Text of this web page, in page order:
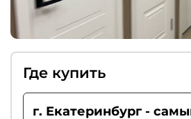
Где купить
г. Екатеринбург -